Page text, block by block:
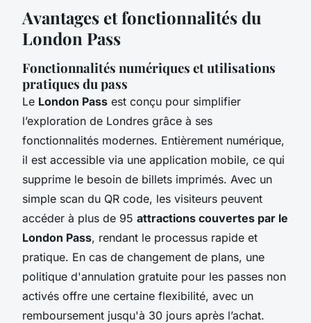
Avantages et fonctionnalités du
London Pass
Fonctionnalités numériques et utilisations
pratiques du pass
Le London Pass est conçu pour simplifier
l’exploration de Londres grâce à ses
fonctionnalités modernes. Entièrement numérique,
il est accessible via une application mobile, ce qui
supprime le besoin de billets imprimés. Avec un
simple scan du QR code, les visiteurs peuvent
accéder à plus de 95 attractions couvertes par le
London Pass, rendant le processus rapide et
pratique. En cas de changement de plans, une
politique d'annulation gratuite pour les passes non
activés offre une certaine flexibilité, avec un
remboursement jusqu'à 30 jours après l’achat.